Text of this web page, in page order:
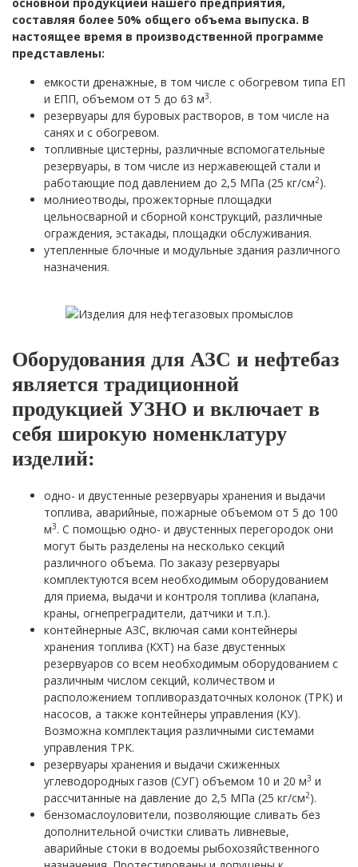
составляя более 50% общего объема выпуска. В
настоящее время в производственной программе
представлены:
емкости дренажные, в том числе с обогревом типа ЕП
и ЕПП, объемом от 5 до 63 м3.
резервуары для буровых растворов, в том числе на
санях и с обогревом.
топливные цистерны, различные вспомогательные
резервуары, в том числе из нержавеющей стали и
работающие под давлением до 2,5 МПа (25 кг/см2).
молниеотводы, прожекторные площадки
цельносварной и сборной конструкций, различные
ограждения, эстакады, площадки обслуживания.
утепленные блочные и модульные здания различного
назначения.
Оборудования для АЗС и нефтебаз
является традиционной
продукцией УЗНО и включает в
себя широкую номенклатуру
изделий:
одно- и двустенные резервуары хранения и выдачи
топлива, аварийные, пожарные объемом от 5 до 100
м3. С помощью одно- и двустенных перегородок они
могут быть разделены на несколько секций
различного объема. По заказу резервуары
комплектуются всем необходимым оборудованием
для приема, выдачи и контроля топлива (клапана,
краны, огнепреградители, датчики и т.п.).
контейнерные АЗС, включая сами контейнеры
хранения топлива (КХТ) на базе двустенных
резервуаров со всем необходимым оборудованием с
различным числом секций, количеством и
расположением топливораздаточных колонок (ТРК) и
насосов, а также контейнеры управления (КУ).
Возможна комплектация различными системами
управления ТРК.
резервуары хранения и выдачи сжиженных
углеводородных газов (СУГ) объемом 10 и 20 м3 и
рассчитанные на давление до 2,5 МПа (25 кг/см2).
бензомаслоуловители, позволяющие сливать без
дополнительной очистки сливать ливневые,
аварийные стоки в водоемы рыбохозяйственного